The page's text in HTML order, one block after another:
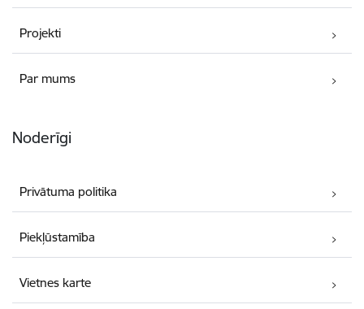
Projekti
Par mums
Noderīgi
Privātuma politika
Piekļūstamība
Vietnes karte